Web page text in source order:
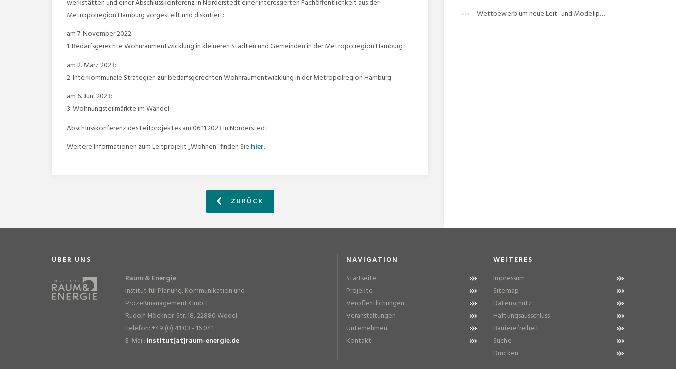
werkstätten und einer Abschlusskonferenz in Norderstedt einer interessierten Fachöffentlichkeit aus der
Metropolregion Hamburg vorgestellt und diskutiert:
am 7. November 2022:
1. Bedarfsgerechte Wohnraumentwicklung in kleineren Städten und Gemeinden in der Metropolregion Hamburg
am 2. März 2023:
2. Interkommunale Strategien zur bedarfsgerechten Wohnraumentwicklung in der Metropolregion Hamburg
am 6. Juni 2023:
3. Wohnungsteilmärkte im Wandel
Abschlusskonferenz des Leitprojektes am 06.11.2023 in Norderstedt
Weitere Informationen zum Leitprojekt „Wohnen“ finden Sie hier.
ZURÜCK
Wettbewerb um neue Leit- und Modellprojekte der Metropolregion Hamburg
ÜBER UNS
Raum & Energie
Institut für Planung, Kommunikation und
Prozeßmanagement GmbH
Rudolf-Höckner-Str. 18, 22880 Wedel
Telefon: +49 (0) 41 03 - 16 041
E-Mail: institut[at]raum-energie.de
NAVIGATION
Startseite
Projekte
Veröffentlichungen
Veranstaltungen
Unternehmen
Kontakt
WEITERES
Impressum
Sitemap
Datenschutz
Haftungsausschluss
Barrierefreiheit
Suche
Drucken